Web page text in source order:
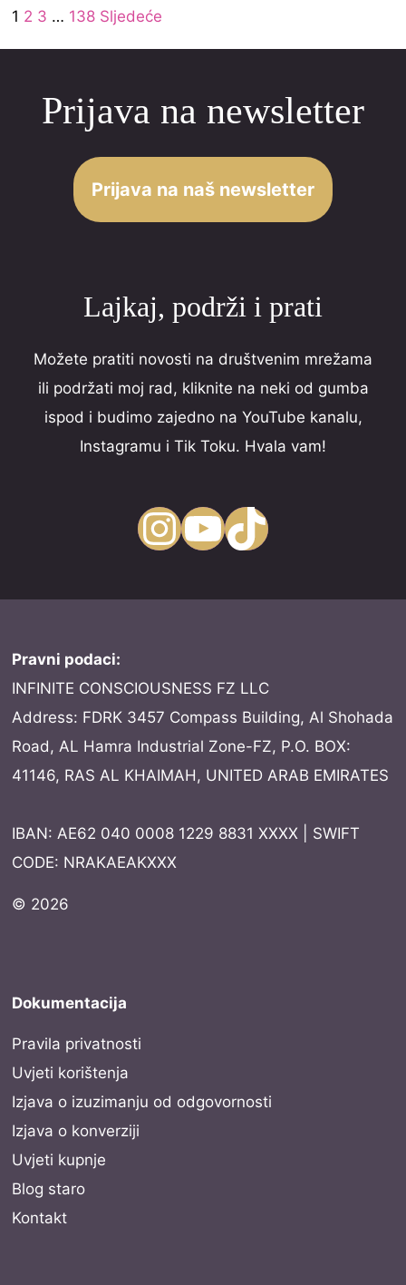
5
5
u
Site
Reviews
Page
1 Page
2 Page
3 … Page
138 Sljedeće
Prijava na newsletter
Prijava na naš newsletter
Lajkaj, podrži i prati
Možete pratiti novosti na društvenim mrežama
ili podržati moj rad, kliknite na neki od gumba
ispod i budimo zajedno na YouTube kanalu,
Instagramu i Tik Toku. Hvala vam!
InstagramYouTube TikTok
Pravni podaci:
INFINITE CONSCIOUSNESS FZ LLC
Address: FDRK 3457 Compass Building, Al Shohada
Road, AL Hamra Industrial Zone-FZ, P.O. BOX:
41146, RAS AL KHAIMAH, UNITED ARAB EMIRATES
IBAN: AE62 040 0008 1229 8831 XXXX | SWIFT
CODE: NRAKAEAKXXX
© 2026
Dokumentacija
Pravila privatnosti
Uvjeti korištenja
Izjava o izuzimanju od odgovornosti
Izjava o konverziji
Uvjeti kupnje
Blog staro
Kontakt